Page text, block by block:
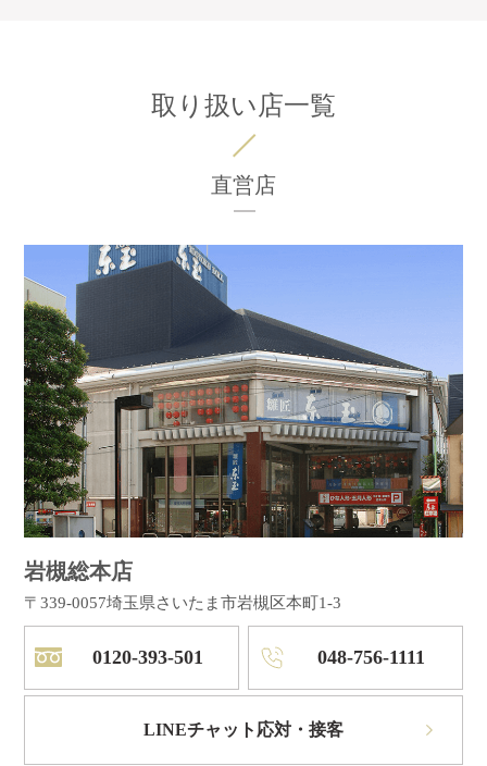
取り扱い店一覧
直営店
岩槻総本店
〒339-0057埼玉県さいたま市岩槻区本町1-3
0120-393-501 048-756-1111
LINEチャット応対・接客